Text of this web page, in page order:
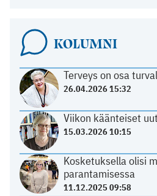
KOLUMNI
Terveys on osa
26.04.2026 15:32
Viikon käänteiset
15.03.2026 10:15
Kosketuksella olisi
parantamisessa
11.12.2025 09:58